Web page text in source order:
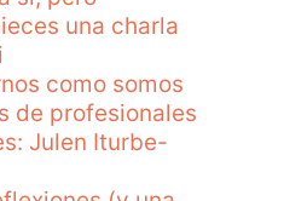
una charla
como somos
de profesionales
Julen Iturbe-